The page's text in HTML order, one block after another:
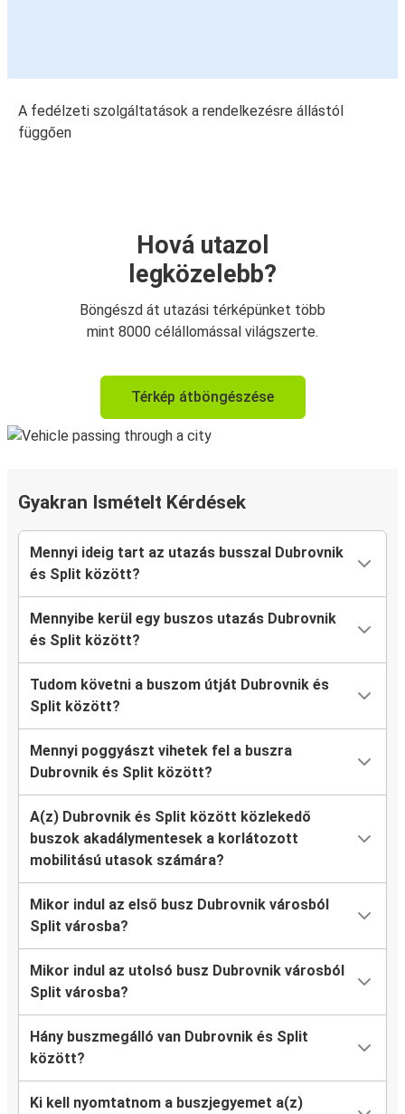
A fedélzeti szolgáltatások a rendelkezésre állástól
függően
Hová utazol
legközelebb?
Böngészd át utazási térképünket több
mint 8000 célállomással világszerte.
Térkép átböngészése
Gyakran Ismételt Kérdések
Mennyi ideig tart az utazás busszal Dubrovnik
és Split között?
Mennyibe kerül egy buszos utazás Dubrovnik
és Split között?
Tudom követni a buszom útját Dubrovnik és
Split között?
Mennyi poggyászt vihetek fel a buszra
Dubrovnik és Split között?
A(z) Dubrovnik és Split között közlekedő
buszok akadálymentesek a korlátozott
mobilitású utasok számára?
Mikor indul az első busz Dubrovnik városból
Split városba?
Mikor indul az utolsó busz Dubrovnik városból
Split városba?
Hány buszmegálló van Dubrovnik és Split
között?
Ki kell nyomtatnom a buszjegyemet a(z)